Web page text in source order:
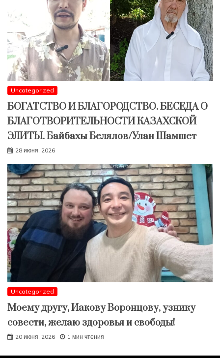
Uncategorized
БОГАТСТВО И БЛАГОРОДСТВО. БЕСЕДА О
БЛАГОТВОРИТЕЛЬНОСТИ КАЗАХСКОЙ
ЭЛИТЫ. Байбахы Белялов/Улан Шамшет
28 июня, 2026
Uncategorized
Моему другу, Иакову Воронцову, узнику
совести, желаю здоровья и свободы!
20 июня, 2026 1 мин чтения